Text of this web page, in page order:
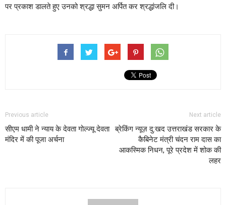
पर प्रकाश डालते हुए उनको श्रद्धा सुमन अर्पित कर श्रद्धांजलि दी।
Previous article
सीएम धामी ने न्याय के देवता गोल्ज्यू देवता
मंदिर में की पूजा अर्चना
Next article
ब्रेकिंग न्यूज़ दु:खद उत्तराखंड सरकार के
कैबिनेट मंत्री चंदन राम दास का
आकस्मिक निधन, पूरे प्रदेश में शोक की
लहर